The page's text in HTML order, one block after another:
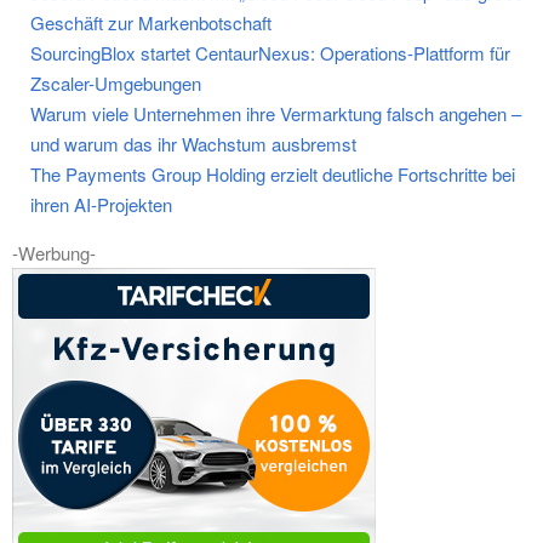
Geschäft zur Markenbotschaft
SourcingBlox startet CentaurNexus: Operations-Plattform für
Zscaler-Umgebungen
Warum viele Unternehmen ihre Vermarktung falsch angehen –
und warum das ihr Wachstum ausbremst
The Payments Group Holding erzielt deutliche Fortschritte bei
ihren AI-Projekten
-Werbung-